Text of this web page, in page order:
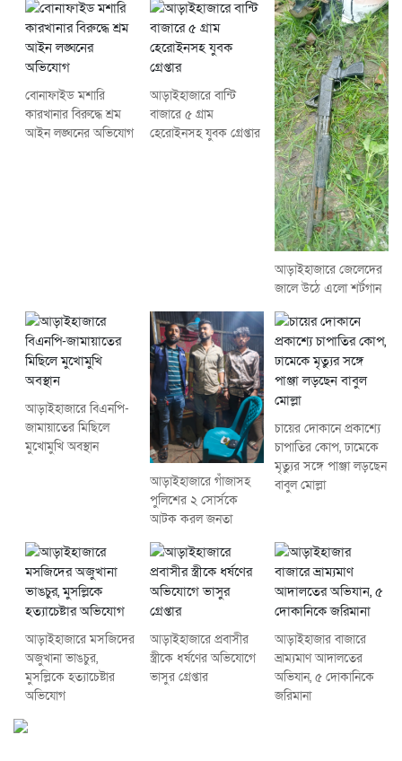
বোনাফাইড মশারি
কারখানার বিরুদ্ধে শ্রম
আইন লঙ্ঘনের অভিযোগ
আড়াইহাজারে বান্টি
বাজারে ৫ গ্রাম
হেরোইনসহ যুবক গ্রেপ্তার
আড়াইহাজারে জেলেদের
জালে উঠে এলো শর্টগান
আড়াইহাজারে বিএনপি-
জামায়াতের মিছিলে
মুখোমুখি অবস্থান
আড়াইহাজারে গাঁজাসহ
পুলিশের ২ সোর্সকে
আটক করল জনতা
চায়ের দোকানে প্রকাশ্যে
চাপাতির কোপ, ঢামেকে
মৃত্যুর সঙ্গে পাঞ্জা লড়ছেন
বাবুল মোল্লা
আড়াইহাজারে মস‌জি‌দের
অজুখানা ভাঙচুর,
মুসল্লিকে হত্যাচেষ্টার
অভিযোগ
আড়াইহাজারে প্রবাসীর
স্ত্রীকে ধর্ষণের অভিযোগে
ভাসুর গ্রেপ্তার
আড়াইহাজার বাজারে
ভ্রাম্যমাণ আদালতের
অভিযান, ৫ দোকানিকে
জরিমানা